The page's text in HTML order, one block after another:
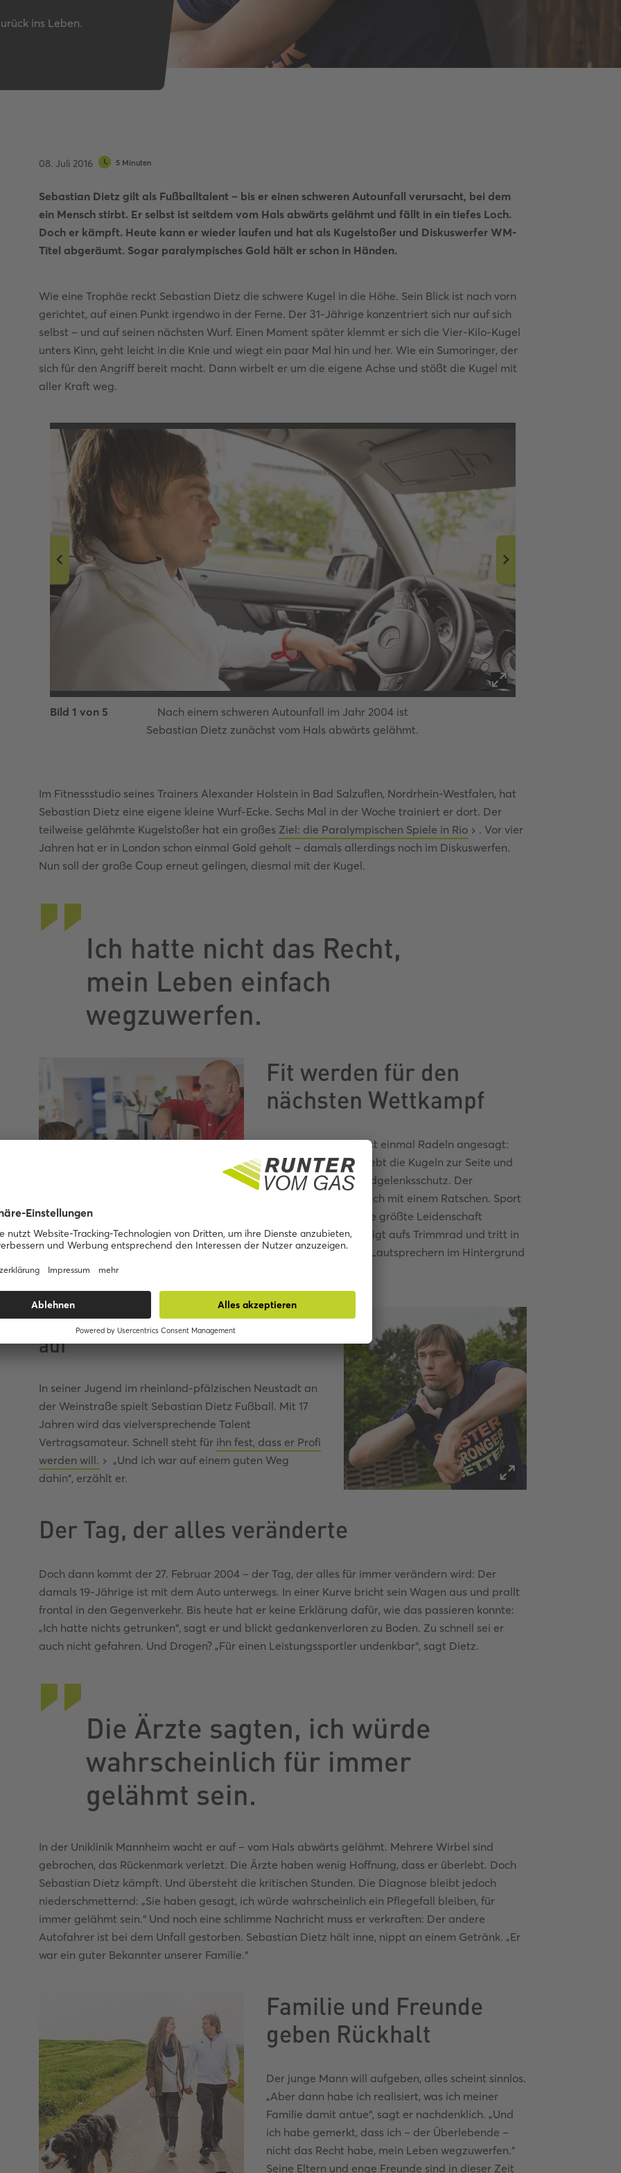
Pkw-Fahrrad-Quiz
Verkehrszeichen-Quiz
ins Leben.
08. Juli 2016 5 Minuten
Sebastian Dietz gilt als Fußballtalent – bis er einen schweren Autounfall verursacht, bei dem
ein Mensch stirbt. Er selbst ist seitdem vom Hals abwärts gelähmt und fällt in ein tiefes Loch.
Doch er kämpft. Heute kann er wieder laufen und hat als Kugelstoßer und Diskuswerfer WM-
Titel abgeräumt. Sogar paralympisches Gold hält er schon in Händen.
Wie eine Trophäe reckt Sebastian Dietz die schwere Kugel in die Höhe. Sein Blick ist nach vorn
gerichtet, auf einen Punkt irgendwo in der Ferne. Der 31-Jährige konzentriert sich nur auf sich
selbst – und auf seinen nächsten Wurf. Einen Moment später klemmt er sich die Vier-Kilo-Kugel
unters Kinn, geht leicht in die Knie und wiegt ein paar Mal hin und her. Wie ein Sumoringer, der
sich für den Angriff bereit macht. Dann wirbelt er um die eigene Achse und stößt die Kugel mit
aller Kraft weg.
Bild 1 von 5
Nach einem schweren Autounfall im Jahr 2004 ist
Sebastian Dietz zunächst vom Hals abwärts gelähmt.
Im Fitnessstudio seines Trainers Alexander Holstein in Bad Salzuflen, Nordrhein-Westfalen, hat
Sebastian Dietz eine eigene kleine Wurf-Ecke. Sechs Mal in der Woche trainiert er dort. Der
teilweise gelähmte Kugelstoßer hat ein großes Ziel: die Paralympischen Spiele in Rio
. Vor vier
Jahren hat er in London schon einmal Gold geholt – damals allerdings noch im Diskuswerfen.
Nun soll der große Coup erneut gelingen, diesmal mit der Kugel.
Ich hatte nicht das Recht,
mein Leben einfach
wegzuwerfen.
Fit werden für den
nächsten Wettkampf
Im Studio ist aber erst einmal Radeln angesagt:
Sebastian Dietz schiebt die Kugeln zur Seite und
zieht an seinem Handgelenksschutz. Der
Klettverschluss löst sich mit einem Ratschen. Sport
sei schon immer seine größte Leidenschaft
gewesen, sagt er, steigt aufs Trimmrad und tritt in
die Pedale. Aus den Lautsprechern im Hintergrund
Begeisterter Sportler von klein
auf
In seiner Jugend im rheinland-pfälzischen Neustadt an
der Weinstraße spielt Sebastian Dietz Fußball. Mit 17
Jahren wird das vielversprechende Talent
Vertragsamateur. Schnell steht für ihn fest, dass er Profi
werden will.
„Und ich war auf einem guten Weg
dahin“, erzählt er.
Der Tag, der alles veränderte
Doch dann kommt der 27. Februar 2004 – der Tag, der alles für immer verändern wird: Der
damals 19-Jährige ist mit dem Auto unterwegs. In einer Kurve bricht sein Wagen aus und prallt
frontal in den Gegenverkehr. Bis heute hat er keine Erklärung dafür, wie das passieren konnte:
„Ich hatte nichts getrunken“, sagt er und blickt gedankenverloren zu Boden. Zu schnell sei er
auch nicht gefahren. Und Drogen? „Für einen Leistungssportler undenkbar“, sagt Dietz.
Die Ärzte sagten, ich würde
wahrscheinlich für immer
gelähmt sein.
In der Uniklinik Mannheim wacht er auf – vom Hals abwärts gelähmt. Mehrere Wirbel sind
gebrochen, das Rückenmark verletzt. Die Ärzte haben wenig Hoffnung, dass er überlebt. Doch
Sebastian Dietz kämpft. Und übersteht die kritischen Stunden. Die Diagnose bleibt jedoch
niederschmetternd: „Sie haben gesagt, ich würde wahrscheinlich ein Pflegefall bleiben, für
immer gelähmt sein.“ Und noch eine schlimme Nachricht muss er verkraften: Der andere
Autofahrer ist bei dem Unfall gestorben. Sebastian Dietz hält inne, nippt an einem Getränk. „Er
war ein guter Bekannter unserer Familie.“
Familie und Freunde
geben Rückhalt
Der junge Mann will aufgeben, alles scheint sinnlos.
„Aber dann habe ich realisiert, was ich meiner
Familie damit antue“, sagt er nachdenklich. „Und
ich habe gemerkt, dass ich – der Überlebende –
nicht das Recht habe, mein Leben wegzuwerfen.“
Seine Eltern und enge Freunde sind in dieser Zeit